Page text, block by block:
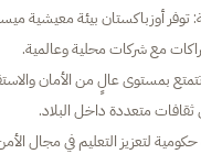
أوزباكستان بيئة معيشية
مع شركات محلية وعالمية.
بمستوى عالٍ من الأمان
ثقافات متعددة داخل البلاد.
لتعزيز التعليم في مجال الأمن